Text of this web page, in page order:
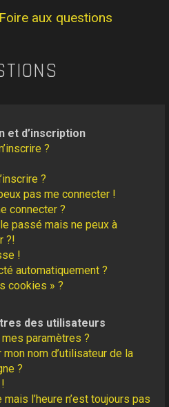
Foire aux questions
et d’inscription
?
?
pas me connecter !
connecter ?
passé mais ne peux à
?!
!
automatiquement ?
cookies » ?
des utilisateurs
paramètres ?
nom d’utilisateur de la
?
l’heure n’est toujours pas